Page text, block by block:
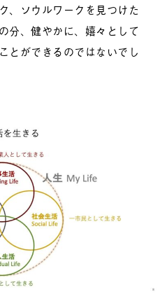
、ソウルワークを見つけた
分、健やかに、嬉々として
とができるのではないでし